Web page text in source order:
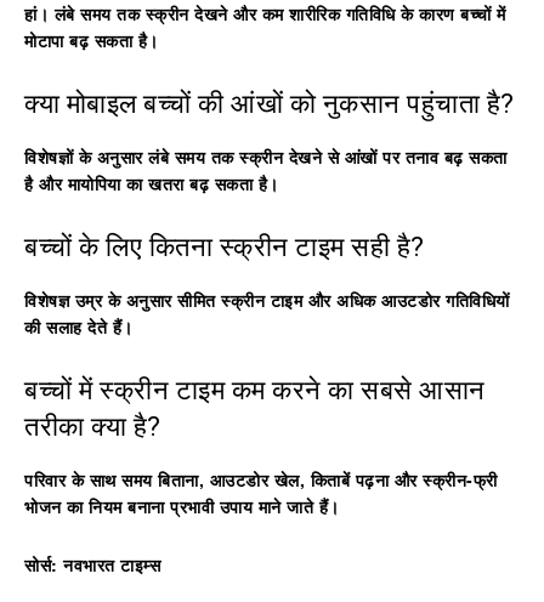
हां। लंबे समय तक स्क्रीन देखने और कम शारीरिक गतिविधि के कारण बच्चों में
मोटापा बढ़ सकता है।
क्या मोबाइल बच्चों की आंखों को नुकसान पहुंचाता है?
विशेषज्ञों के अनुसार लंबे समय तक स्क्रीन देखने से आंखों पर तनाव बढ़ सकता
है और मायोपिया का खतरा बढ़ सकता है।
बच्चों के लिए कितना स्क्रीन टाइम सही है?
विशेषज्ञ उम्र के अनुसार सीमित स्क्रीन टाइम और अधिक आउटडोर गतिविधियों
की सलाह देते हैं।
बच्चों में स्क्रीन टाइम कम करने का सबसे आसान
तरीका क्या है?
परिवार के साथ समय बिताना, आउटडोर खेल, किताबें पढ़ना और स्क्रीन-फ्री
भोजन का नियम बनाना प्रभावी उपाय माने जाते हैं।
सोर्स: नवभारत टाइम्स